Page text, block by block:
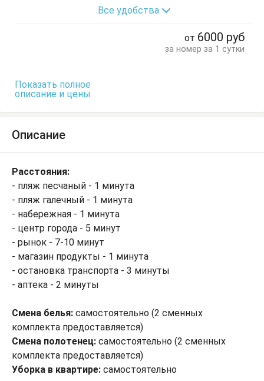
Журнальный столик
Пуфик Стол
Стулья
Все удобства
от 6000 руб
за номер за 1 сутки
Показать полное
описание и цены
Описание
Расстояния:
- пляж песчаный - 1 минута
- пляж галечный - 1 минута
- набережная - 1 минута
- центр города - 5 минут
- рынок - 7-10 минут
- магазин продукты - 1 минута
- остановка транспорта - 3 минуты
- аптека - 2 минуты
Смена белья: самостоятельно (2 сменных
комплекта предоставляется)
Смена полотенец: самостоятельно (2 сменных
комплекта предоставляется)
Уборка в квартире: самостоятельно